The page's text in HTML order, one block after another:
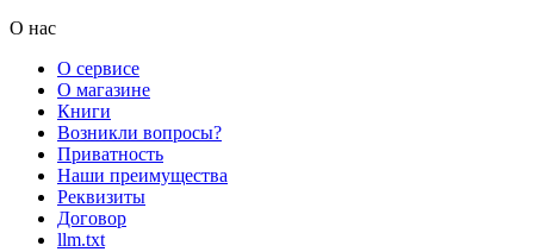
О нас
О сервисе
О магазине
Книги
Возникли вопросы?
Приватность
Наши преимущества
Реквизиты
Договор
llm.txt